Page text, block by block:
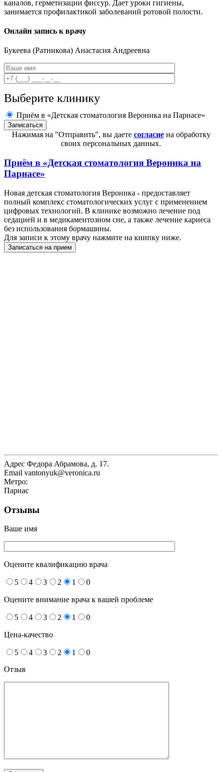
каналов, герметизации фиссур. Дает уроки гигиены,
занимается профилактикой заболеваний ротовой полости.
Онлайн запись к врачу
Букеева (Ратникова) Анастасия Андреевна
Выберите клинику
Приём в «Детская стоматология Вероника на Парнасе»
Нажимая на "Отправить", вы даете согласиена обработку
своих персональных данных.
Приём в «Детская стоматология Вероника на
Парнасе»
Новая детская стоматология Вероника - предоставляет
полный комплекс стоматологических услуг с применением
цифровых технологий. В клинике возможно лечение под
седацией и в медикаментозном сне, а также лечение кариеса
без использования бормашины.
Для записи к этому врачу нажмите на книпку ниже.
Записаться на прием
Адрес Федора Абрамова, д. 17.
Email vantonyuk@veronica.ru
Метро:
Парнас
Отзывы
Ваше имя
Оцените квалификацию врача
5 4 3 2 1 0
Оцените внимание врача к вашей проблеме
5 4 3 2 1 0
Цена-качество
5 4 3 2 1
0
Отзыв